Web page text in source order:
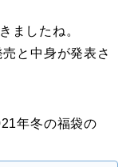
ましたね。
売と中身が発表さ
年冬の福袋の